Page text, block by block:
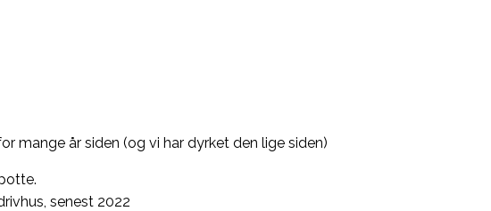
mange år siden (og vi har dyrket den lige siden)
senest 2022